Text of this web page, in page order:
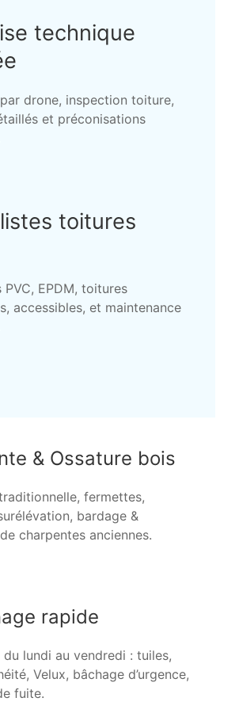
technique
drone, inspection toiture,
et préconisations
toitures
PVC, EPDM, toitures
accessibles, et maintenance
& Ossature bois
fermettes,
bardage &
charpentes anciennes.
rapide
du lundi au vendredi : tuiles,
Velux, bâchage d’urgence,
fuite.